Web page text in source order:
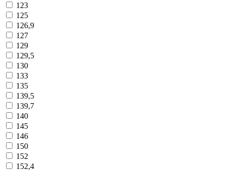
123
125
126,9
127
129
129,5
130
133
135
139,5
139,7
140
145
146
150
152
152,4